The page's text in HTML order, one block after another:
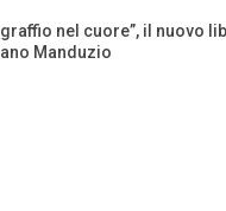
graffio nel cuore”, il nuovo
Manduzio